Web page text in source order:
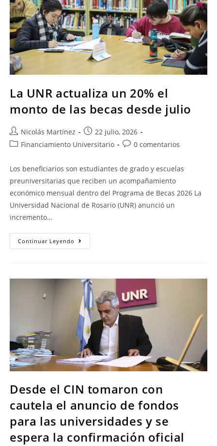
​La UNR actualiza un 20% el
monto de las becas desde julio
Nicolás Martínez
22 julio, 2026
Financiamiento Universitario
0 comentarios
Los beneficiarios son estudiantes de grado y escuelas
preuniversitarias que reciben un acompañamiento
económico mensual dentro del Programa de Becas 2026 La
Universidad Nacional de Rosario (UNR) anunció un
incremento…
Continuar Leyendo
Desde el CIN tomaron con
cautela el anuncio de fondos
para las universidades y se
espera la confirmación oficial